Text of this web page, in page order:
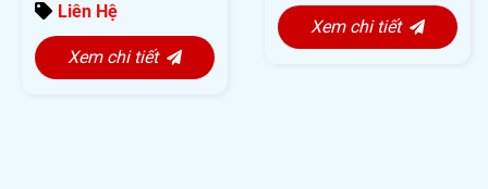
Liên Hệ
Xem chi tiết
Xem chi tiết